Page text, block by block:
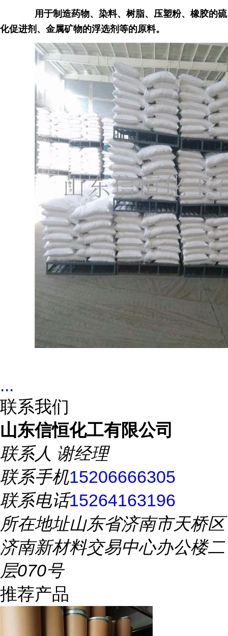
用于制造药物、染料、树脂、压塑粉、橡胶的硫
化促进剂、金属矿物的浮选剂等的原料。
...
联系我们
山东信恒化工有限公司
联系人 谢经理
联系手机15206666305
联系电话15264163196
所在地址山东省济南市天桥区
济南新材料交易中心办公楼二
层070号
推荐产品